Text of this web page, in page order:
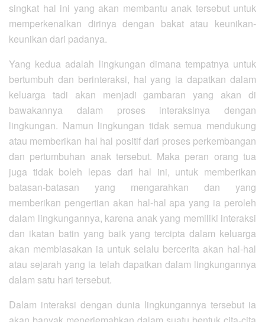
singkat hal ini yang akan membantu anak tersebut untuk
memperkenalkan dirinya dengan bakat atau keunikan-
keunikan dari padanya.
Yang kedua adalah lingkungan dimana tempatnya untuk
bertumbuh dan berinteraksi, hal yang ia dapatkan dalam
keluarga tadi akan menjadi gambaran yang akan di
bawakannya dalam proses interaksinya dengan
lingkungan. Namun lingkungan tidak semua mendukung
atau memberikan hal hal positif dari proses perkembangan
dan pertumbuhan anak tersebut. Maka peran orang tua
juga tidak boleh lepas dari hal ini, untuk memberikan
batasan-batasan yang mengarahkan dan yang
memberikan pengertian akan hal-hal apa yang ia peroleh
dalam lingkungannya, karena anak yang memiliki interaksi
dan ikatan batin yang baik yang tercipta dalam keluarga
akan membiasakan ia untuk selalu bercerita akan hal-hal
atau sejarah yang ia telah dapatkan dalam lingkungannya
dalam satu hari tersebut.
Dalam interaksi dengan dunia lingkungannya tersebut ia